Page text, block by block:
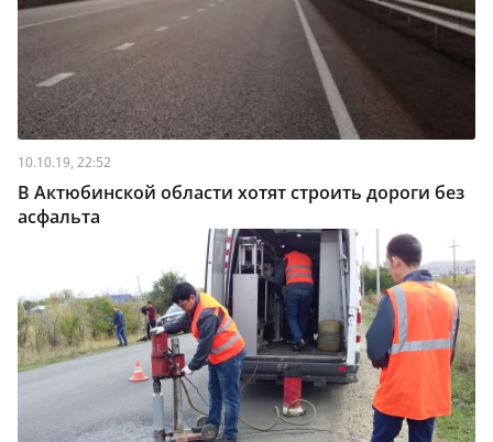
10.10.19, 22:52
В Актюбинской области хотят строить дороги без
асфальта